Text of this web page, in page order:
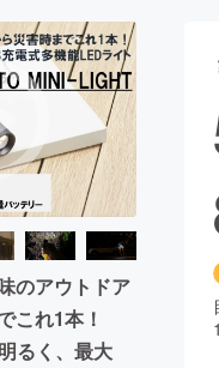
・写真
ロジー・ガジェット
映画
ス・起業
くり・地域活性化
のアウトドア
これ1本！
るく、最大